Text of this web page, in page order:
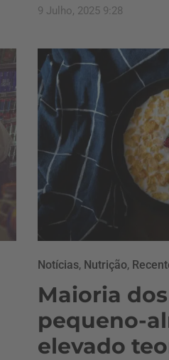
9 Julho, 2025 9:28
Notícias, Nutrição,
Maioria
pequeno-
elevado